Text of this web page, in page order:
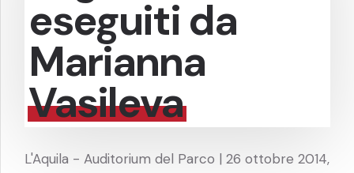
eseguiti da
Marianna
Vasileva
L'Aquila - Auditorium del Parco | 26 ottobre 2014,